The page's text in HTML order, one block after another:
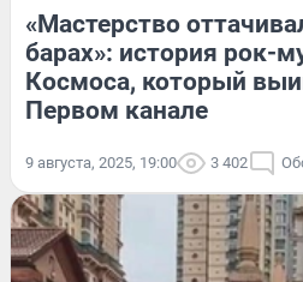
«Мастерство
барах»: история рок-
Космоса, который
Первом канале
9 августа, 2025, 19:00 3 402